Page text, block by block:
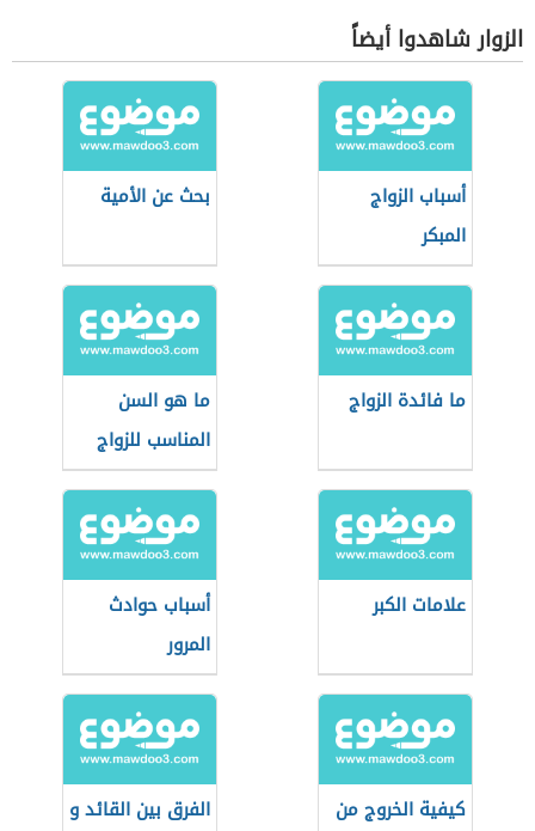
الزوار شاهدوا أيضاً
أسباب الزواج
المبكر
بحث عن الأمية
ما فائدة الزواج
ما هو السن
المناسب للزواج
علامات الكبر
أسباب حوادث
المرور
كيفية الخروج من
الفرق بين القائد و